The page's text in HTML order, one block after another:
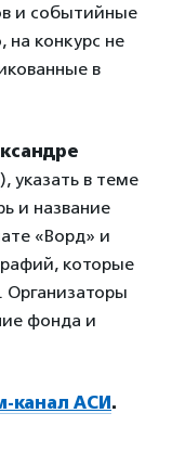
и событийные
на конкурс не
в
), указать в теме
и название
«Ворд» и
которые
фонда и
канал АСИ.